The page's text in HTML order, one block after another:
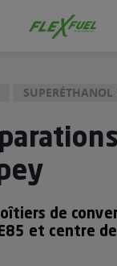
SUPERÉTHANOL
de
et centre